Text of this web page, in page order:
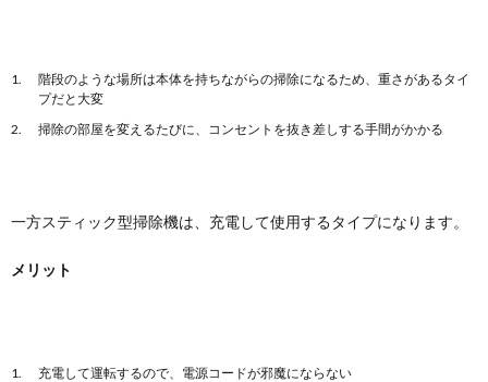
階段のような場所は本体を持ちながらの掃除になるため、重さがあるタイ
プだと大変
掃除の部屋を変えるたびに、コンセントを抜き差しする手間がかかる
一方スティック型掃除機は、充電して使用するタイプになります。
メリット
充電して運転するので、電源コードが邪魔にならない